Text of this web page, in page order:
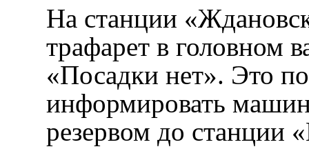
На станции
трафарет в головном
«Посадки нет». Это
информировать
резервом до станции